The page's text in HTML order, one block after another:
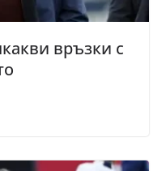
връзки с